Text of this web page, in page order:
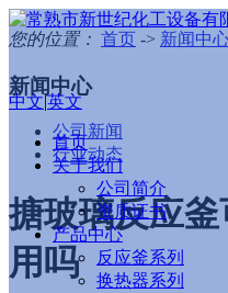
中文|英文
首页
关于我们
公司简介
资质证书
产品中心
反应釜系列
换热器系列
您的位置： 首页 -> 新闻中
新闻中心
公司新闻
行业动态
搪玻璃反应
用吗